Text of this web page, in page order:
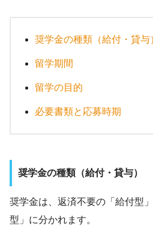
奨学金の種類（給付・貸与
留学期間
留学の目的
必要書類と応募時期
奨学金の種類（給付・貸与）
奨学金は、返済不要の「給付型
型」に分かれます。